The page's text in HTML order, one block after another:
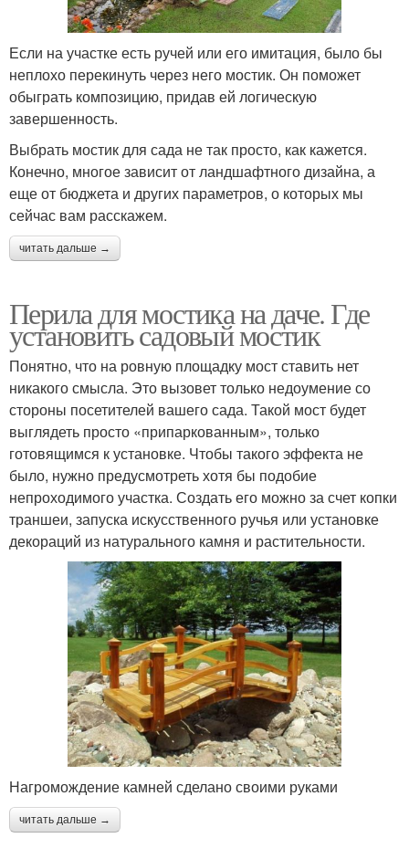
Если на участке есть ручей или его имитация, было бы
неплохо перекинуть через него мостик. Он поможет
обыграть композицию, придав ей логическую
завершенность.
Выбрать мостик для сада не так просто, как кажется.
Конечно, многое зависит от ландшафтного дизайна, а
еще от бюджета и других параметров, о которых мы
сейчас вам расскажем.
читать дальше →
Перила для мостика на даче. Где
установить садовый мостик
Понятно, что на ровную площадку мост ставить нет
никакого смысла. Это вызовет только недоумение со
стороны посетителей вашего сада. Такой мост будет
выглядеть просто «припаркованным», только
готовящимся к установке. Чтобы такого эффекта не
было, нужно предусмотреть хотя бы подобие
непроходимого участка. Создать его можно за счет копки
траншеи, запуска искусственного ручья или установке
декораций из натурального камня и растительности.
Нагромождение камней сделано своими руками
читать дальше →